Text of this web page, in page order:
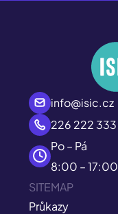
info@isic.cz
226 222 333
Po – Pá
8:00 – 17:00
SITEMAP
Průkazy